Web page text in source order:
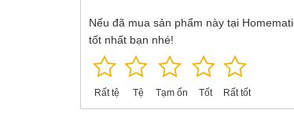
Nếu đã mua sản phẩm này tại
tốt nhất bạn nhé!
Rất tệ Tệ Tạm ổn Tốt Rất tốt